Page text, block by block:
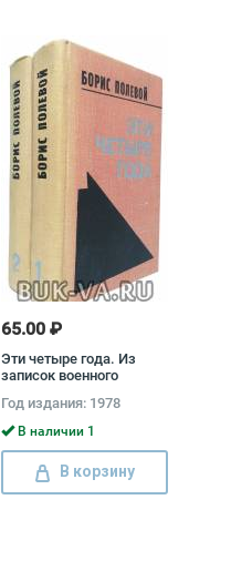
65.00 ₽
Эти четыре года. Из
записок военного
(комплект из 2 книг)
Борис Полевой
Год издания: 1978
В наличии 1
В корзину